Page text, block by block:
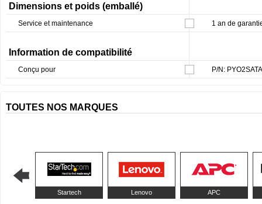
Dimensions et poids (emballé)
Service et maintenance 1 an de
Information de compatibilité
Conçu pour P/N:
TOUTES NOS MARQUES
Startech Lenovo APC